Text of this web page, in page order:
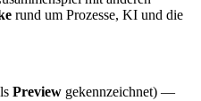
rund um Prozesse, KI und die
Preview gekennzeichnet) —